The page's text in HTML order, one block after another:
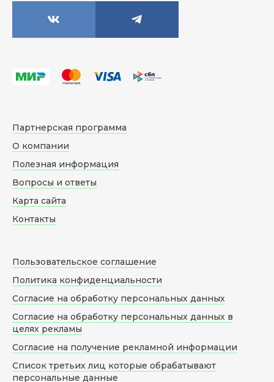
Партнерская программа
О компании
Полезная информация
Вопросы и ответы
Карта сайта
Контакты
Пользовательское соглашение
Политика конфиденциальности
Согласие на обработку персональных данных
Согласие на обработку персональных данных в
целях рекламы
Согласие на получение рекламной информации
Список третьих лиц которые обрабатывают
персональные данные